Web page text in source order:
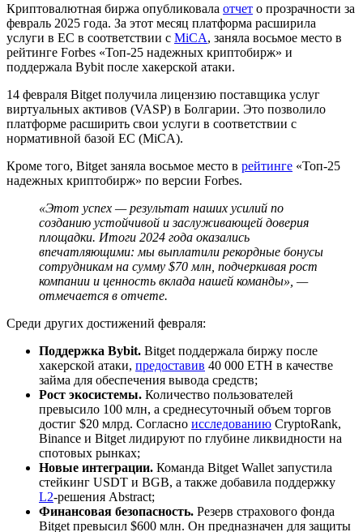
Криптовалютная биржа опубликовала отчет о прозрачности за
февраль 2025 года. За этот месяц платформа расширила
услуги в ЕС в соответствии с MiCA, заняла восьмое место в
рейтинге Forbes «Топ-25 надежных криптобирж» и
поддержала Bybit после хакерской атаки.
14 февраля Bitget получила лицензию поставщика услуг
виртуальных активов (VASP) в Болгарии. Это позволило
платформе расширить свои услуги в соответствии с
нормативной базой EC (MiCA).
Кроме того, Bitget заняла восьмое место в рейтинге «Топ-25
надежных криптобирж» по версии Forbes.
«Этот успех — результат наших усилий по
созданию устойчивой и заслуживающей доверия
площадки. Итоги 2024 года оказались
впечатляющими: мы выплатили рекордные бонусы
сотрудникам на сумму $70 млн, подчеркивая рост
компании и ценность вклада нашей команды», —
отмечается в отчете.
Среди других достижений февраля:
Поддержка Bybit. Bitget поддержала биржу после
хакерской атаки, предоставив 40 000 ETH в качестве
займа для обеспечения вывода средств;
Рост экосистемы. Количество пользователей
превысило 100 млн, а среднесуточный объем торгов
достиг $20 млрд. Согласно исследованию CryptoRank,
Binance и Bitget лидируют по глубине ликвидности на
спотовых рынках;
Новые интеграции. Команда Bitget Wallet запустила
стейкинг USDT и BGB, а также добавила поддержку
L2-решения Abstract;
Финансовая безопасность. Резерв страхового фонда
Bitget превысил $600 млн. Он предназначен для защиты